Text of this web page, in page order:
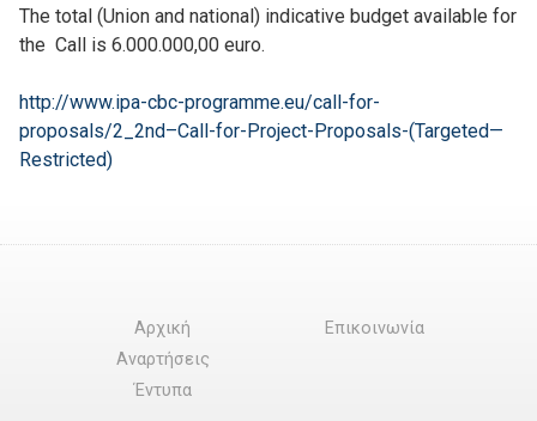
The total (Union and national) indicative budget available for
the Call is 6.000.000,00 euro.
http://www.ipa-cbc-programme.eu/call-for-
proposals/2_2nd–Call-for-Project-Proposals-(Targeted—
Restricted)
Αρχική
Αναρτήσεις
Έντυπα
Επικοινωνία